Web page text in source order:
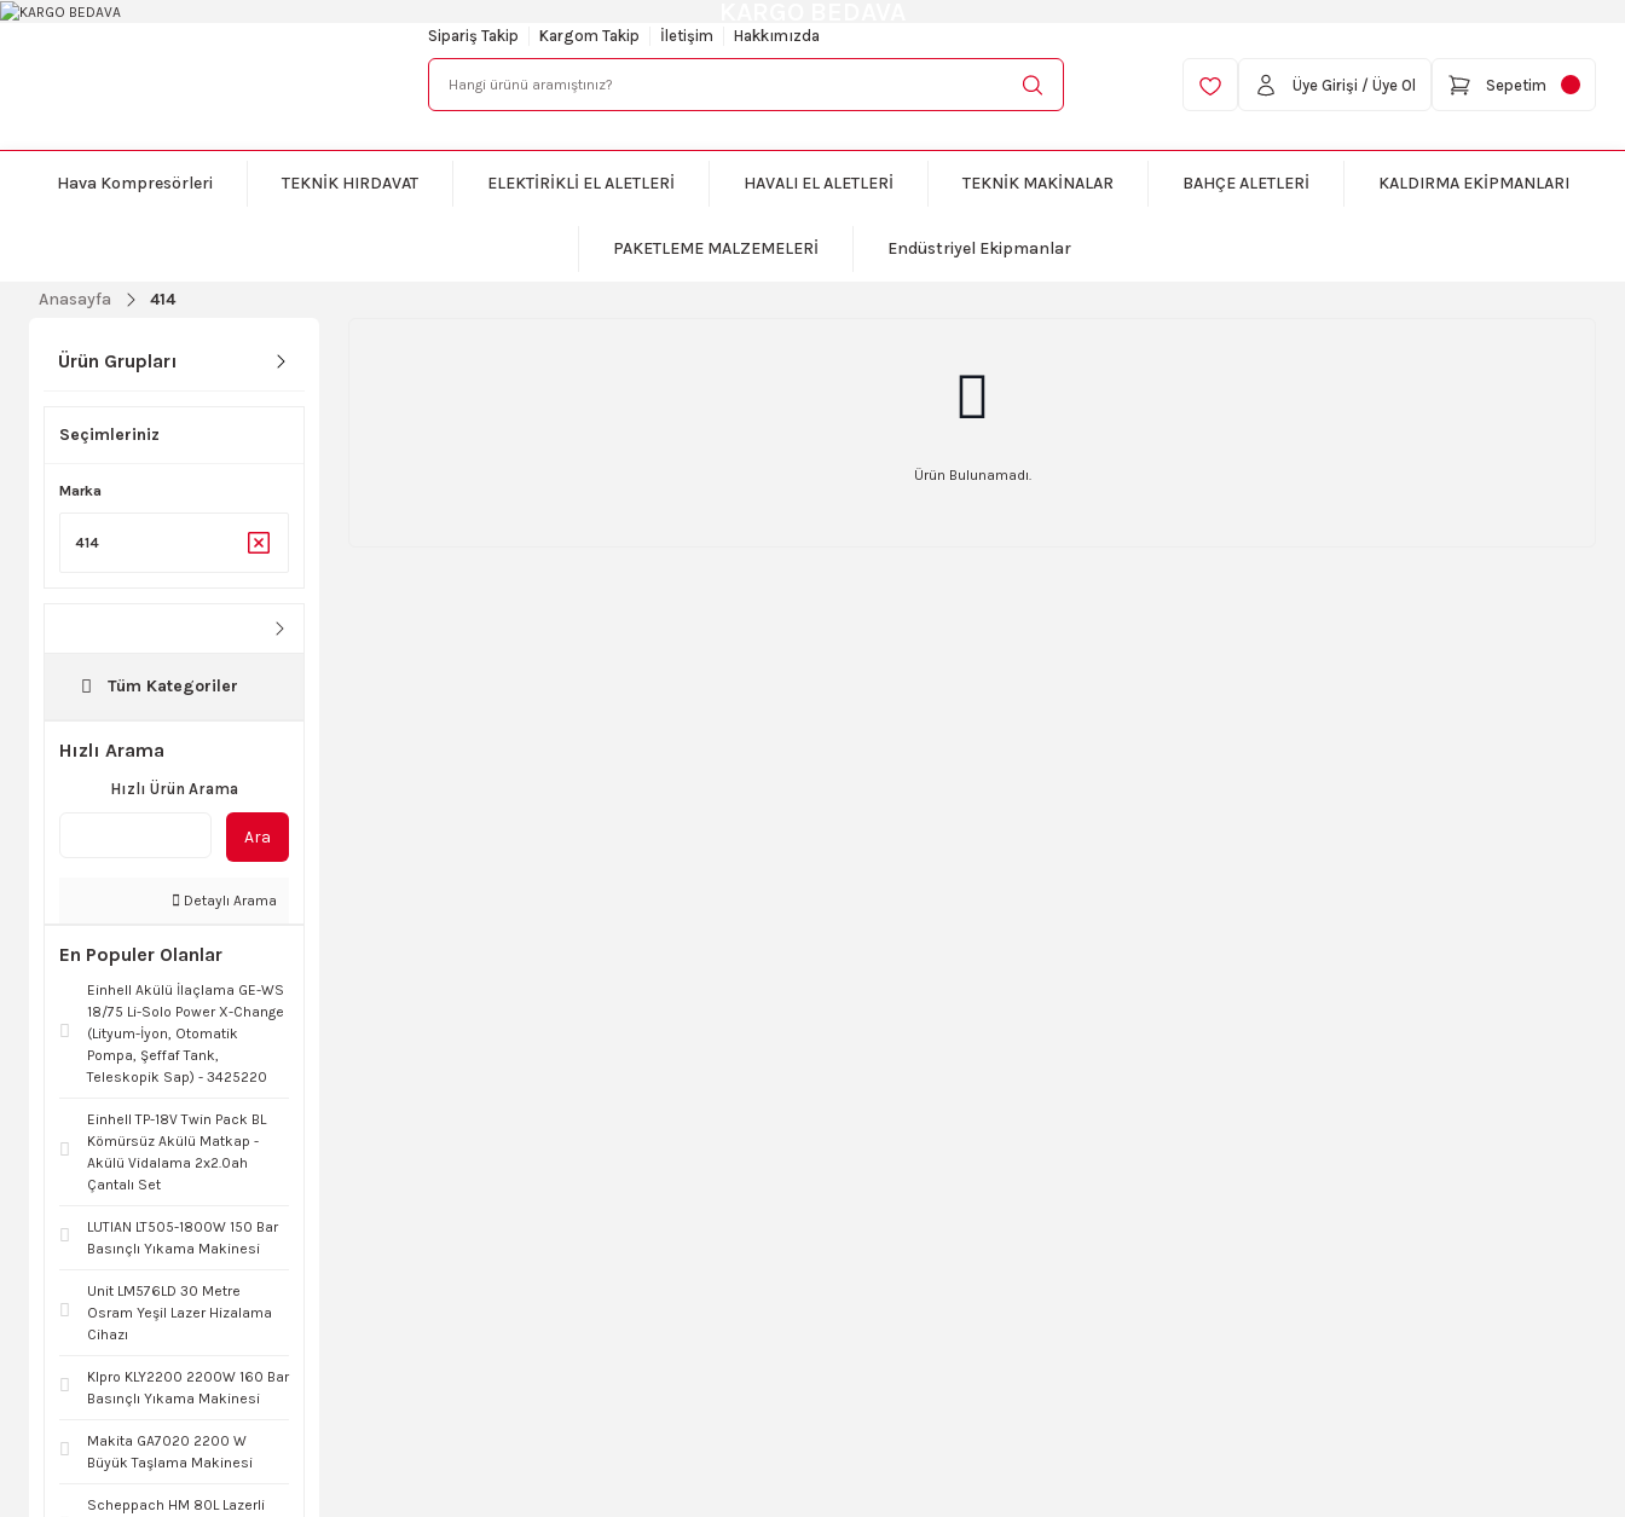
Sipariş Takip Kargom Takip İletişim Hakkımızda
Üye Girişi / Üye Ol Sepetim
Hava Kompresörleri TEKNİK HIRDAVAT ELEKTİRİKLİ EL ALETLERİ HAVALI EL ALETLERİ TEKNİK MAKİNALAR BAHÇE ALETLERİ KALDIRMA EKİPMANLARI
PAKETLEME MALZEMELERİ Endüstriyel Ekipmanlar
Anasayfa 414
Ürün Grupları
Seçimleriniz
Marka
414
Tüm Kategoriler
Hızlı Arama
Hızlı Ürün Arama
Ara
Detaylı Arama
En Populer Olanlar
Einhell Akülü İlaçlama GE-WS
18/75 Li-Solo Power X-Change
(Lityum-İyon, Otomatik
Pompa, Şeffaf Tank,
Teleskopik Sap) - 3425220
Einhell TP-18V Twin Pack BL
Kömürsüz Akülü Matkap -
Akülü Vidalama 2x2.0ah
Çantalı Set
LUTIAN LT505-1800W 150 Bar
Basınçlı Yıkama Makinesi
Unit LM576LD 30 Metre
Osram Yeşil Lazer Hizalama
Cihazı
Klpro KLY2200 2200W 160 Bar
Basınçlı Yıkama Makinesi
Makita GA7020 2200 W
Büyük Taşlama Makinesi
Scheppach HM 80L Lazerli
Ürün Bulunamadı.